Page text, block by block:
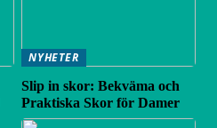
NYHETER
Slip in skor: Bekväma och
Praktiska Skor för Damer